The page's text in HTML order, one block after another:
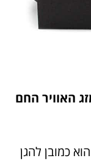
האוויר החם
הוא כמובן להגן